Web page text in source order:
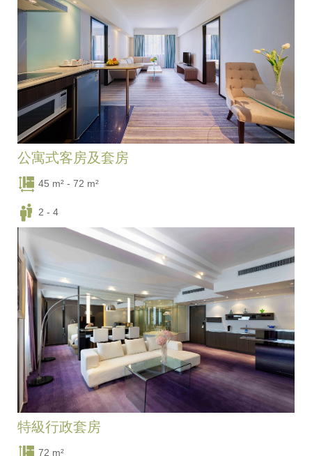
公寓式客房及套房
45 m² - 72 m²
2 - 4
一張豪華大床 / 一張豪華大床 + 兩張單人床
特級行政套房
72 m²